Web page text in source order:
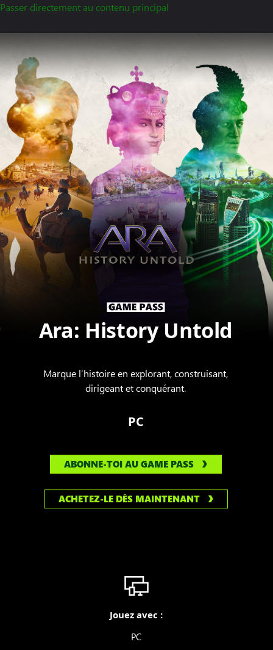
Passer directement au contenu principal
Ara: History Untold
Marque l’histoire en explorant, construisant,
dirigeant et conquérant.
PC
ABONNE-TOI AU GAME PASS
ACHETEZ-LE DÈS MAINTENANT
Jouez avec :
PC